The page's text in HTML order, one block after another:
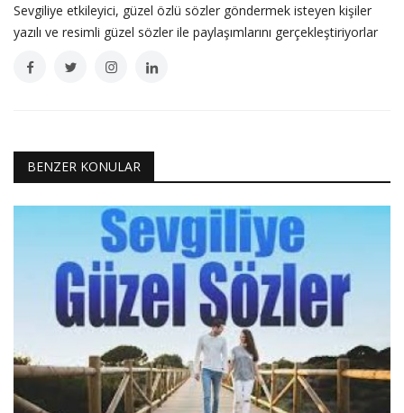
Sevgiliye etkileyici, güzel özlü sözler göndermek isteyen kişiler
yazılı ve resimli güzel sözler ile paylaşımlarını gerçekleştiriyorlar
BENZER KONULAR